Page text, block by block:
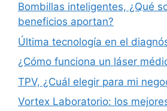
Bombillas inteligentes, ¿Qué
beneficios aportan?
Última tecnología en el
¿Cómo funciona un láser
TPV, ¿Cuál elegir para mi
Vortex Laboratorio: los